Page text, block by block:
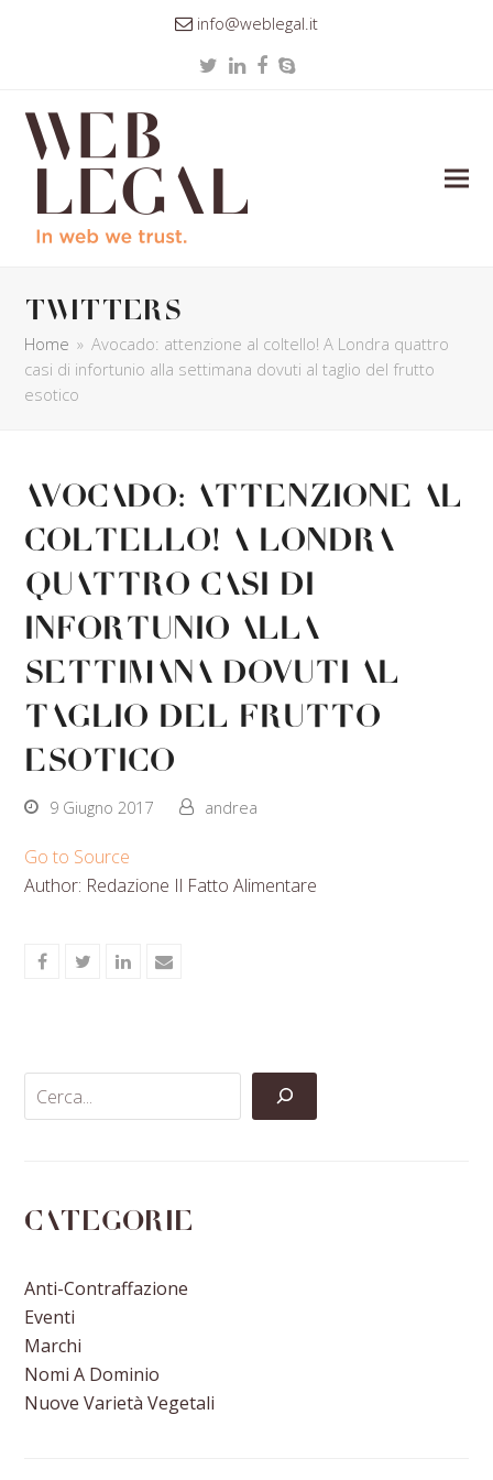
info@weblegal.it
TwitterLinkedIn
Facebook
Skype
twitters
Home » Avocado: attenzione al coltello! A Londra quattro
casi di infortunio alla settimana dovuti al taglio del frutto
esotico
Avocado: attenzione al
coltello! A Londra
quattro casi di
infortunio alla
settimana dovuti al
taglio del frutto
esotico
9 Giugno 2017 andrea
Go to Source
Author: Redazione Il Fatto Alimentare
ShareShareShareShare
Categorie
Anti-Contraffazione
Eventi
Marchi
Nomi A Dominio
Nuove Varietà Vegetali